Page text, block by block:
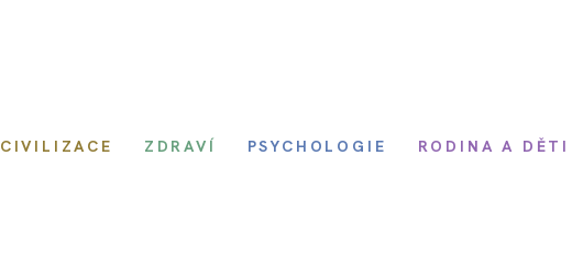
CIVILIZACE ZDRAVÍ PSYCHOLOGIE RODINA A DĚTI